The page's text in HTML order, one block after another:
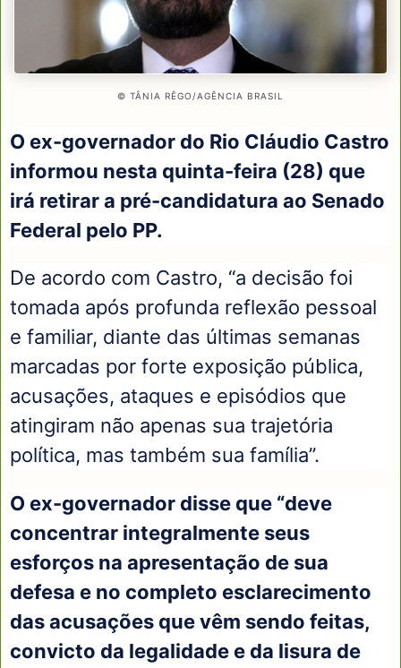
© TÂNIA RÊGO/AGÊNCIA BRASIL
O ex-governador do Rio Cláudio Castro
informou nesta quinta-feira (28) que
irá retirar a pré-candidatura ao Senado
Federal pelo PP.
De acordo com Castro, “a decisão foi
tomada após profunda reflexão pessoal
e familiar, diante das últimas semanas
marcadas por forte exposição pública,
acusações, ataques e episódios que
atingiram não apenas sua trajetória
política, mas também sua família”.
O ex-governador disse que “deve
concentrar integralmente seus
esforços na apresentação de sua
defesa e no completo esclarecimento
das acusações que vêm sendo feitas,
convicto da legalidade e da lisura de